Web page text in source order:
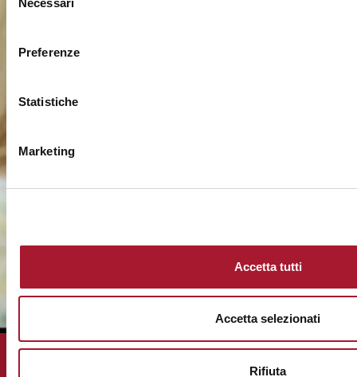
del
Preferenze
Statistiche
Marketing
Accetta tutti
Accetta selezionati
Rifiuta